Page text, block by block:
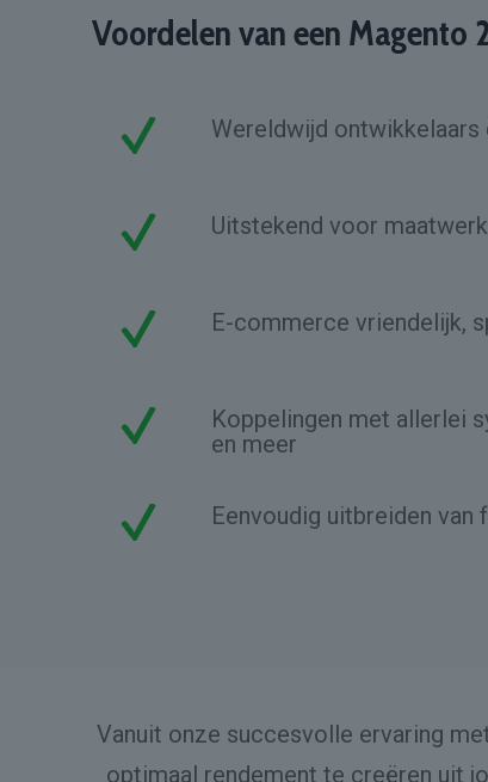
Voordelen van een Magento
Wereldwijd
Uitstekend voor
E-commerce vriendelijk,
Koppelingen met allerlei
en meer
Eenvoudig uitbreiden van
Vanuit onze succesvolle ervaring
optimaal rendement te creëren uit